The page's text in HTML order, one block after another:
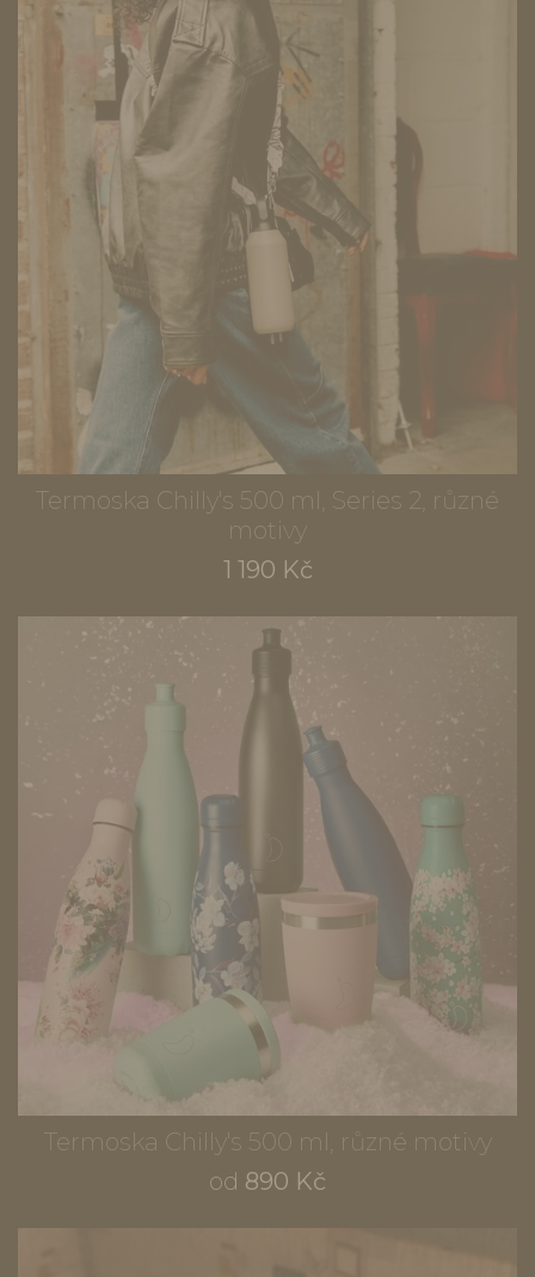
Termoska Chilly's 500 ml, Series 2, různé
motivy
1 190 Kč
Termoska Chilly's 500 ml, různé motivy
od 890 Kč